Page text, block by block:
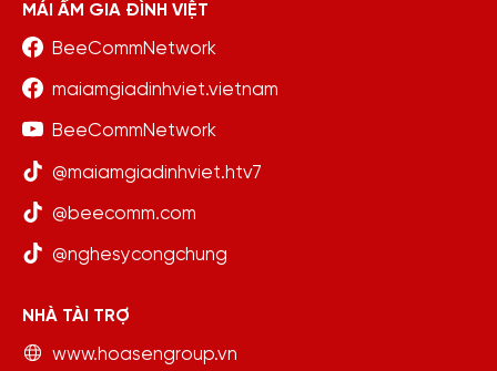
MÁI ẤM GIA ĐÌNH VIỆT
BeeCommNetwork
maiamgiadinhviet.vietnam
BeeCommNetwork
@maiamgiadinhviet.htv7
@beecomm.com
@nghesycongchung
NHÀ TÀI TRỢ
www.hoasengroup.vn